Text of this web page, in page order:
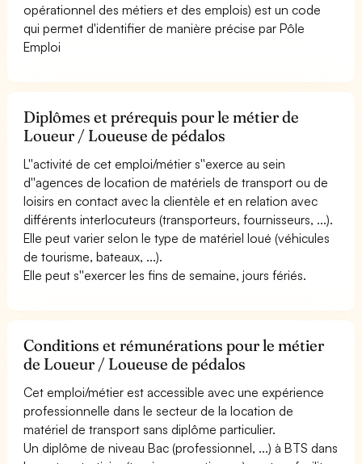
opérationnel des métiers et des emplois) est un code
qui permet d'identifier de manière précise par Pôle
Emploi
Diplômes et prérequis pour le métier de
Loueur / Loueuse de pédalos
L''activité de cet emploi/métier s''exerce au sein
d''agences de location de matériels de transport ou de
loisirs en contact avec la clientèle et en relation avec
différents interlocuteurs (transporteurs, fournisseurs, ...).
Elle peut varier selon le type de matériel loué (véhicules
de tourisme, bateaux, ...).
Elle peut s''exercer les fins de semaine, jours fériés.
Conditions et rémunérations pour le métier
de Loueur / Loueuse de pédalos
Cet emploi/métier est accessible avec une expérience
professionnelle dans le secteur de la location de
matériel de transport sans diplôme particulier.
Un diplôme de niveau Bac (professionnel, ...) à BTS dans